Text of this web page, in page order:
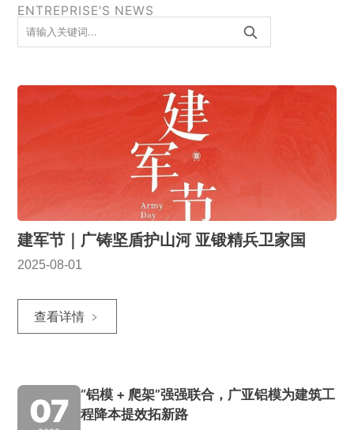
ENTREPRISE'S NEWS
建军节｜广铸坚盾护山河 亚锻精兵卫家国
2025-08-01
查看详情 ﹥
07
“铝模 + 爬架”强强联合，广亚铝模为建筑工
程降本提效拓新路